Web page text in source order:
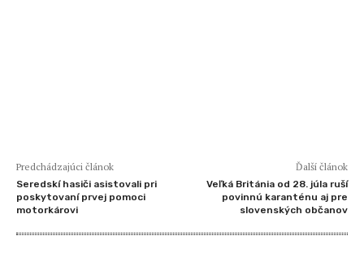
Predchádzajúci článok
Seredskí hasiči asistovali pri
poskytovaní prvej pomoci
motorkárovi
Ďalší článok
Veľká Británia od 28. júla ruší
povinnú karanténu aj pre
slovenských občanov